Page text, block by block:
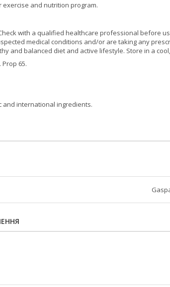
and nutrition program.
with a qualified healthcare professional before
medical conditions and/or are taking any
and balanced diet and active lifestyle. Store in a
65.
and international ingredients.